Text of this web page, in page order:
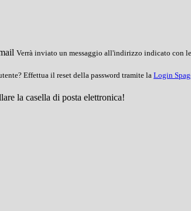
Verrà inviato un messaggio all'indirizzo indicato con
Effettua il reset della password tramite la Login
la casella di posta elettronica!